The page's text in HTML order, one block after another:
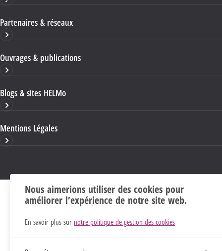
Partenaires & réseaux
Ouvrages & publications
Blogs & sites HELMo
Mentions Légales
Nous aimerions utiliser des cookies pour
améliorer l’expérience de notre site web.
En savoir plus sur notre politique de gestion des cookies